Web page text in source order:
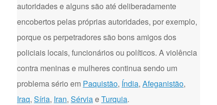
autoridades e alguns são até deliberadamente
encobertos pelas próprias autoridades, por exemplo,
porque os perpetradores são bons amigos dos
policiais locais, funcionários ou políticos. A violência
contra meninas e mulheres continua sendo um
problema sério em Paquistão, Índia, Afeganistão,
Iraq, Síria, Iran, SérviaeTurquia.